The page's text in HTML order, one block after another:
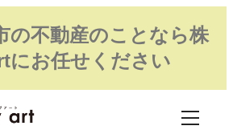
の不動産のことなら株
にお任せください